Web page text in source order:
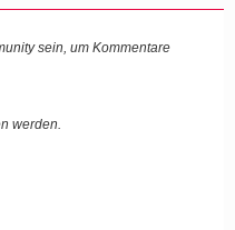
sein, um Kommentare
werden.